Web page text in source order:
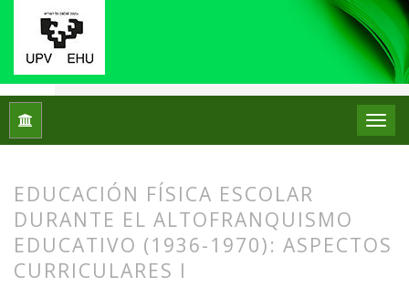
Inicio
EDUCACIÓN FÍSICA ESCOLAR
DURANTE EL ALTOFRANQUISMO
EDUCATIVO (1936-1970): ASPECTOS
CURRICULARES I